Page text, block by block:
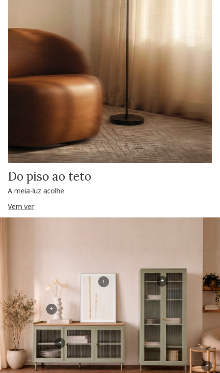
Do piso ao teto
A meia-luz acolhe
Vem ver
+
+
+
+
+